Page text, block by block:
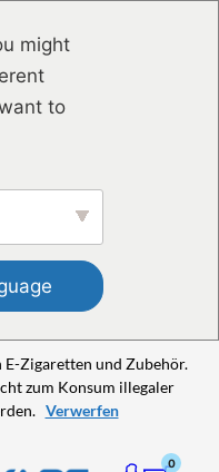
might
to
Zigaretten und Zubehör.
zum Konsum illegaler
Verwerfen
0